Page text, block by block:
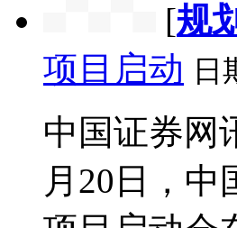
[规
项目启动 日
中国证券网
月20日，